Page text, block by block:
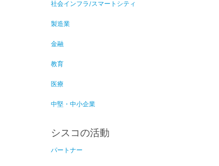
社会インフラ/スマートシティ
製造業
金融
教育
医療
中堅・中小企業
シスコの活動
パートナー